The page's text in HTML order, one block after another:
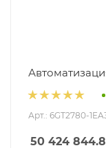
Арт.: 6GT2780-
50 424